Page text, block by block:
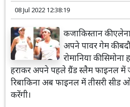
08 Jul 2022 12:38:19
कजाकिस्तान की
अपने पावर गेम की
रोमानिया की
हराकर अपने पहले ग्रैंड स्लैम फाइनल में
रिबाकिना अब फाइनल में तीसरी सीड
करेंगी।